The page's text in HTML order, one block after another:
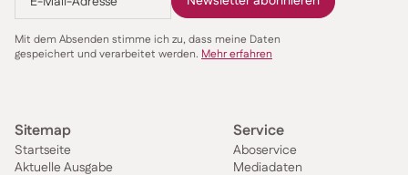
Mit dem Absenden stimme ich zu, dass meine Daten
gespeichert und verarbeitet werden. Mehr erfahren
Sitemap
Startseite
Aktuelle Ausgabe
Service
Aboservice
Mediadaten